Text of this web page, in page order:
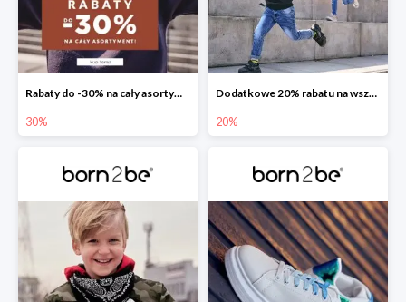
Rabaty do -30% na cały asortyment
30%
Dodatkowe 20% rabatu na wszystko w Born2be
20%